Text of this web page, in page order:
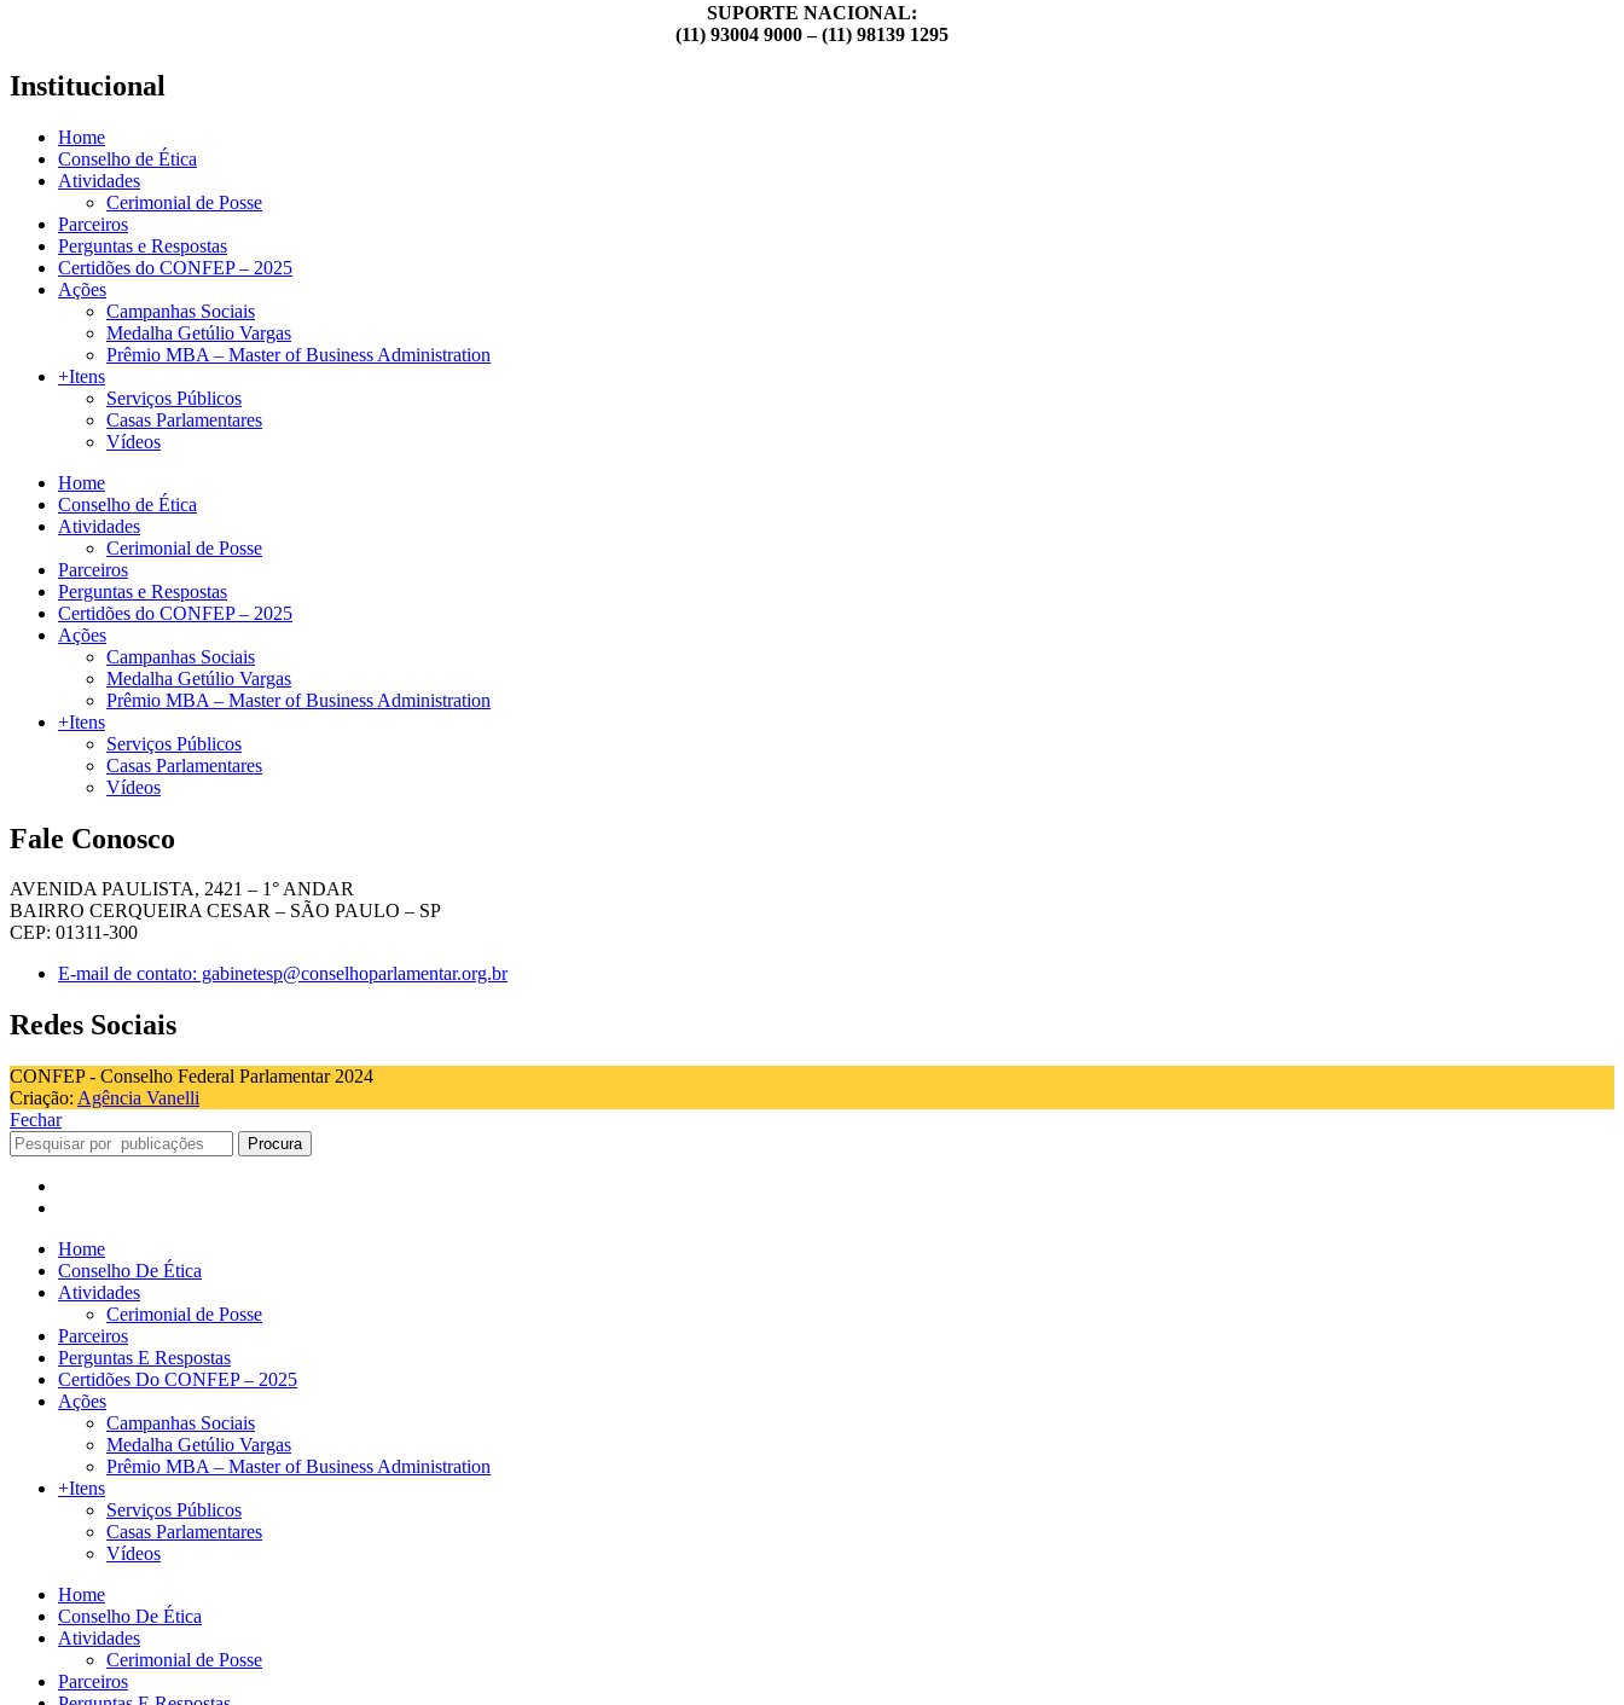
SUPORTE NACIONAL:
(11) 93004 9000 – (11) 98139 1295
Institucional
Home
Conselho de Ética
Atividades
Cerimonial de Posse
Parceiros
Perguntas e Respostas
Certidões do CONFEP – 2025
Ações
Campanhas Sociais
Medalha Getúlio Vargas
Prêmio MBA – Master of Business Administration
+Itens
Serviços Públicos
Casas Parlamentares
Vídeos
Home
Conselho de Ética
Atividades
Cerimonial de Posse
Parceiros
Perguntas e Respostas
Certidões do CONFEP – 2025
Ações
Campanhas Sociais
Medalha Getúlio Vargas
Prêmio MBA – Master of Business Administration
+Itens
Serviços Públicos
Casas Parlamentares
Vídeos
Fale Conosco
AVENIDA PAULISTA, 2421 – 1° ANDAR
BAIRRO CERQUEIRA CESAR – SÃO PAULO – SP
CEP: 01311-300
E-mail de contato: gabinetesp@conselhoparlamentar.org.br
Redes Sociais
CONFEP - Conselho Federal Parlamentar 2024
Criação: Agência Vanelli
Fechar
Procura
Home
Conselho De Ética
Atividades
Cerimonial de Posse
Parceiros
Perguntas E Respostas
Certidões Do CONFEP – 2025
Ações
Campanhas Sociais
Medalha Getúlio Vargas
Prêmio MBA – Master of Business Administration
+Itens
Serviços Públicos
Casas Parlamentares
Vídeos
Home
Conselho De Ética
Atividades
Cerimonial de Posse
Parceiros